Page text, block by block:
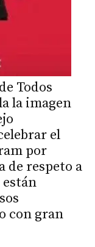
Todos
la imagen
el
por
de respeto a
con gran